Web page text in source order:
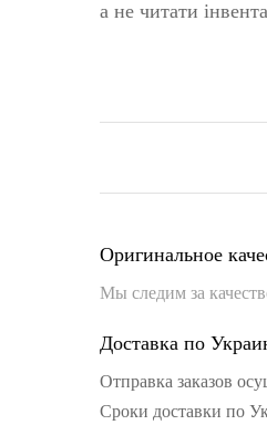
а не читати
Оригинальное
Мы следим за
Доставка по
Отправка заказов
Сроки доставки по